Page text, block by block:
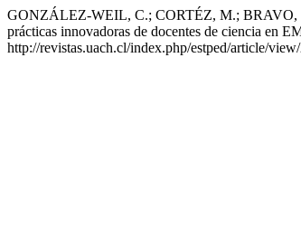
GONZÁLEZ-WEIL, C.; CORTÉZ, M.; BRAVO,
prácticas innovadoras de docentes de ciencia en
http://revistas.uach.cl/index.php/estped/article/